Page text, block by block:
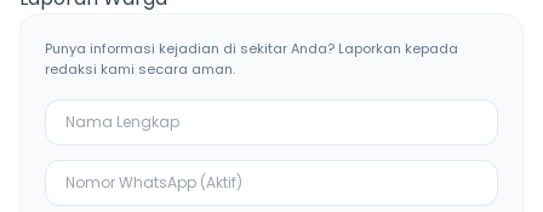
Punya informasi kejadian di sekitar Anda? Laporkan kepada
redaksi kami secara aman.